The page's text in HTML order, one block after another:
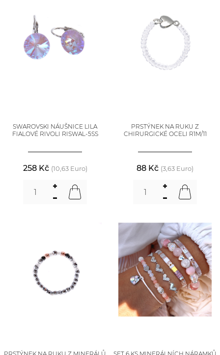
SWAROVSKI NÁUŠNICE LILA
FIALOVÉ RIVOLI RISWAL-5SS
258 Kč (10,63 Euro)
PRSTÝNEK NA RUKU Z
CHIRURGICKÉ OCELI R1M/11
88 Kč (3,63 Euro)